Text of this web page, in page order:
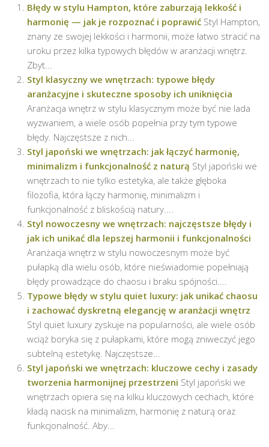
Błędy w stylu Hampton, które zaburzają lekkość i
harmonię — jak je rozpoznać i poprawić Styl Hampton,
znany ze swojej lekkości i harmonii, może łatwo stracić na
uroku przez kilka typowych błędów w aranżacji wnętrz.
Zbyt...
Styl klasyczny we wnętrzach: typowe błędy
aranżacyjne i skuteczne sposoby ich uniknięcia
Aranżacja wnętrz w stylu klasycznym może być nie lada
wyzwaniem, a wiele osób popełnia przy tym typowe
błędy. Najczęstsze z nich...
Styl japoński we wnętrzach: jak łączyć harmonię,
minimalizm i funkcjonalność z naturą Styl japoński we
wnętrzach to nie tylko estetyka, ale także głęboka
filozofia, która łączy harmonię, minimalizm i
funkcjonalność z bliskością natury....
Styl nowoczesny we wnętrzach: najczęstsze błędy i
jak ich unikać dla lepszej harmonii i funkcjonalności
Aranżacja wnętrz w stylu nowoczesnym może być
pułapką dla wielu osób, które nieświadomie popełniają
błędy prowadzące do chaosu i braku spójności....
Typowe błędy w stylu quiet luxury: jak unikać chaosu
i zachować dyskretną elegancję w aranżacji wnętrz
Styl quiet luxury zyskuje na popularności, ale wiele osób
wciąż boryka się z pułapkami, które mogą zniweczyć jego
subtelną estetykę. Najczęstsze...
Styl japoński we wnętrzach: kluczowe cechy i zasady
tworzenia harmonijnej przestrzeni Styl japoński we
wnętrzach opiera się na kilku kluczowych cechach, które
kładą nacisk na minimalizm, harmonię z naturą oraz
funkcjonalność. Aby...